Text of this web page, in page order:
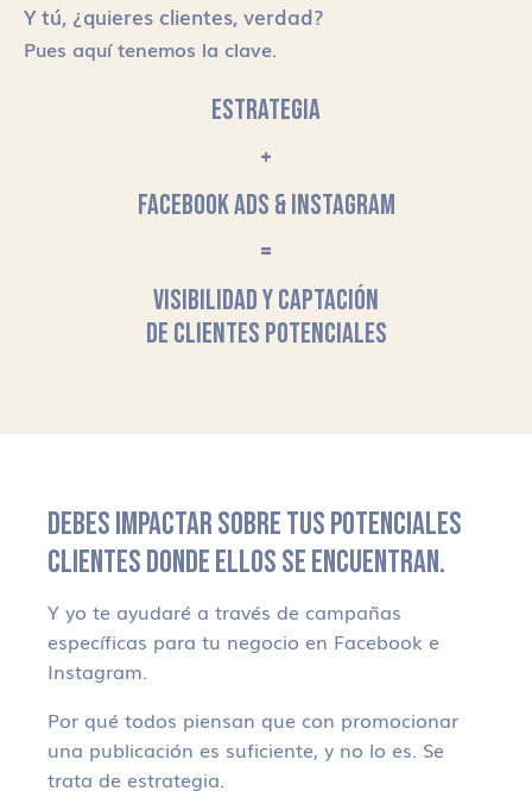
Y tú, ¿quieres clientes, verdad?
Pues aquí tenemos la clave.
ESTRATEGIA
+
FACEBOOK ADS & INSTAGRAM
=
VISIBILIDAD Y CAPTACIÓN
DE CLIENTES POTENCIALES
DEBES IMPACTAR SOBRE TUS POTENCIALES
CLIENTES DONDE ELLOS SE ENCUENTRAN.
Y yo te ayudaré a través de campañas
específicas para tu negocio en Facebook e
Instagram.
Por qué todos piensan que con promocionar
una publicación es suficiente, y no lo es. Se
trata de estrategia.